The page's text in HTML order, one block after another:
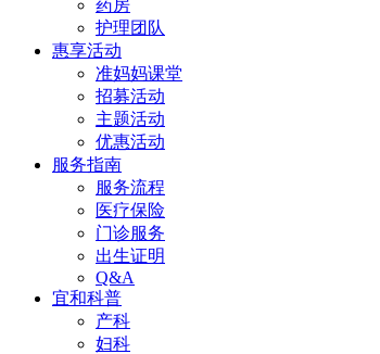
药房
护理团队
惠享活动
准妈妈课堂
招募活动
主题活动
优惠活动
服务指南
服务流程
医疗保险
门诊服务
出生证明
Q&A
宜和科普
产科
妇科